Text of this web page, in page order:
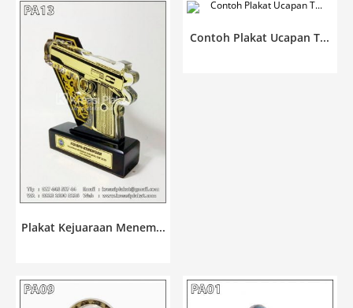
Plakat Kejuaraan Menem...
Contoh Plakat Ucapan T...